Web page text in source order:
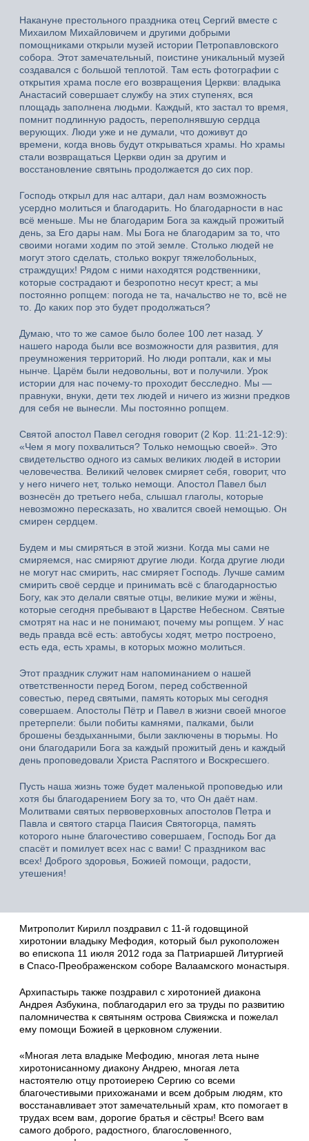
Накануне престольного праздника отец Сергий вместе с
Михаилом Михайловичем и другими добрыми
помощниками открыли музей истории Петропавловского
собора. Этот замечательный, поистине уникальный музей
создавался с большой теплотой. Там есть фотографии с
открытия храма после его возвращения Церкви: владыка
Анастасий совершает службу на этих ступенях, вся
площадь заполнена людьми. Каждый, кто застал то время,
помнит подлинную радость, переполнявшую сердца
верующих. Люди уже и не думали, что доживут до
времени, когда вновь будут открываться храмы. Но храмы
стали возвращаться Церкви один за другим и
восстановление святынь продолжается до сих пор.
Господь открыл для нас алтари, дал нам возможность
усердно молиться и благодарить. Но благодарности в нас
всё меньше. Мы не благодарим Бога за каждый прожитый
день, за Его дары нам. Мы Бога не благодарим за то, что
своими ногами ходим по этой земле. Столько людей не
могут этого сделать, столько вокруг тяжелобольных,
страждущих! Рядом с ними находятся родственники,
которые сострадают и безропотно несут крест; а мы
постоянно ропщем: погода не та, начальство не то, всё не
то. До каких пор это будет продолжаться?
Думаю, что то же самое было более 100 лет назад. У
нашего народа были все возможности для развития, для
преумножения территорий. Но люди роптали, как и мы
нынче. Царём были недовольны, вот и получили. Урок
истории для нас почему-то проходит бесследно. Мы —
правнуки, внуки, дети тех людей и ничего из жизни предков
для себя не вынесли. Мы постоянно ропщем.
Святой апостол Павел сегодня говорит (2 Кор. 11:21-12:9):
«Чем я могу похвалиться? Только немощью своей». Это
свидетельство одного из самых великих людей в истории
человечества. Великий человек смиряет себя, говорит, что
у него ничего нет, только немощи. Апостол Павел был
вознесён до третьего неба, слышал глаголы, которые
невозможно пересказать, но хвалится своей немощью. Он
смирен сердцем.
Будем и мы смиряться в этой жизни. Когда мы сами не
смиряемся, нас смиряют другие люди. Когда другие люди
не могут нас смирить, нас смиряет Господь. Лучше самим
смирить своё сердце и принимать всё с благодарностью
Богу, как это делали святые отцы, великие мужи и жёны,
которые сегодня пребывают в Царстве Небесном. Святые
смотрят на нас и не понимают, почему мы ропщем. У нас
ведь правда всё есть: автобусы ходят, метро построено,
есть еда, есть храмы, в которых можно молиться.
Этот праздник служит нам напоминанием о нашей
ответственности перед Богом, перед собственной
совестью, перед святыми, память которых мы сегодня
совершаем. Апостолы Пётр и Павел в жизни своей многое
претерпели: были побиты камнями, палками, были
брошены бездыханными, были заключены в тюрьмы. Но
они благодарили Бога за каждый прожитый день и каждый
день проповедовали Христа Распятого и Воскресшего.
Пусть наша жизнь тоже будет маленькой проповедью или
хотя бы благодарением Богу за то, что Он даёт нам.
Молитвами святых первоверховных апостолов Петра и
Павла и святого старца Паисия Святогорца, память
которого ныне благочестиво совершаем, Господь Бог да
спасёт и помилует всех нас с вами! С праздником вас
всех! Доброго здоровья, Божией помощи, радости,
утешения!
Митрополит Кирилл поздравил с 11-й годовщиной
хиротонии владыку Мефодия, который был рукоположен
во епископа 11 июля 2012 года за Патриаршей Литургией
в Спасо-Преображенском соборе Валаамского монастыря.
Архипастырь также поздравил с хиротонией диакона
Андрея Азбукина, поблагодарил его за труды по развитию
паломничества к святыням острова Свияжска и пожелал
ему помощи Божией в церковном служении.
«Многая лета владыке Мефодию, многая лета ныне
хиротонисанному диакону Андрею, многая лета
настоятелю отцу протоиерею Сергию со всеми
благочестивыми прихожанами и всем добрым людям, кто
восстанавливает этот замечательный храм, кто помогает в
трудах всем вам, дорогие братья и сёстры! Всего вам
самого доброго, радостного, благословенного,